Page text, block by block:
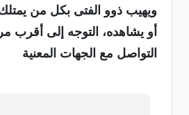
ويهيب ذوو الفتى بكل من
أو يشاهده، التوجه إلى أقرب
التواصل مع الجهات المعنية